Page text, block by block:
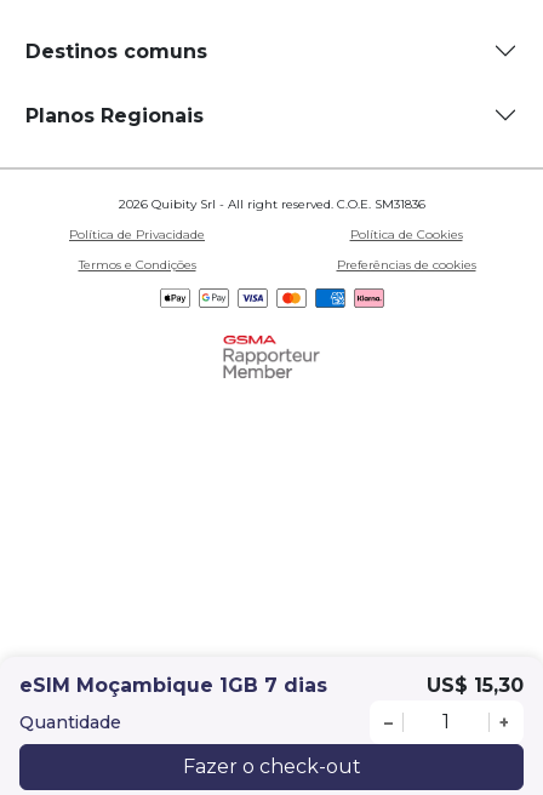
eSIM Moçambique 1GB 7 dias US$ 15,30
Quantidade – +
Fazer o check-out
Destinos comuns
Planos Regionais
2026 Quibity Srl - All right reserved. C.O.E. SM31836
Política de Privacidade
Política de Cookies
Termos e Condições
Preferências de cookies